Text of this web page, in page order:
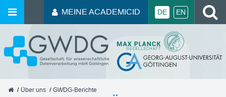
MEINE ACADEMICID DE EN
GWDG
Über uns GWDG-Berichte